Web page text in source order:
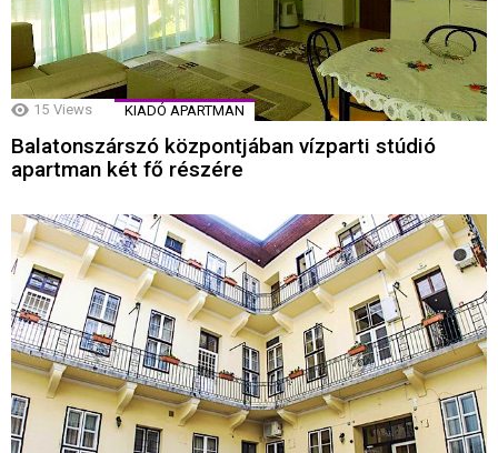
15 Views KIADÓ APARTMAN
Balatonszárszó központjában vízparti stúdió
apartman két fő részére